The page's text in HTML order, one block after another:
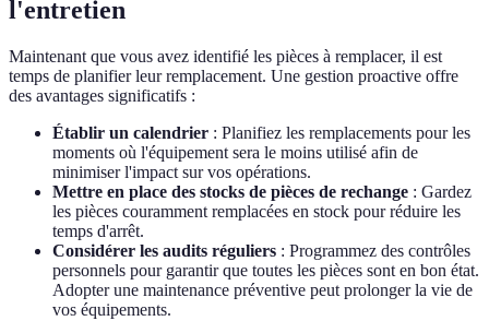
l'entretien
Maintenant que vous avez identifié les pièces à remplacer, il est
temps de planifier leur remplacement. Une gestion proactive offre
des avantages significatifs :
Établir un calendrier : Planifiez les remplacements pour les
moments où l'équipement sera le moins utilisé afin de
minimiser l'impact sur vos opérations.
Mettre en place des stocks de pièces de rechange : Gardez
les pièces couramment remplacées en stock pour réduire les
temps d'arrêt.
Considérer les audits réguliers : Programmez des contrôles
personnels pour garantir que toutes les pièces sont en bon état.
Adopter une maintenance préventive peut prolonger la vie de
vos équipements.